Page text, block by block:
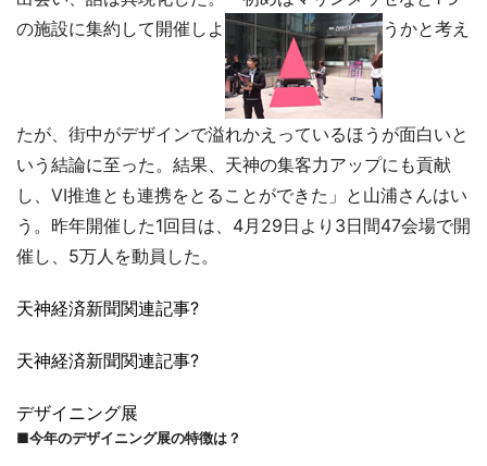
の施設に集約して開催しよ
うかと考え
たが、街中がデザインで溢れかえっているほうが面白いと
いう結論に至った。結果、天神の集客力アップにも貢献
し、VI推進とも連携をとることができた」と山浦さんはい
う。昨年開催した1回目は、4月29日より3日間47会場で開
催し、5万人を動員した。
天神経済新聞関連記事?
天神経済新聞関連記事?
デザイニング展
■今年のデザイニング展の特徴は？